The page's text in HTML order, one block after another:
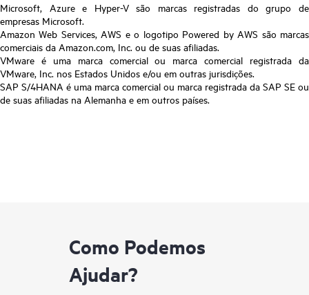
Microsoft, Azure e Hyper-V são marcas registradas do grupo de
empresas Microsoft.
Amazon Web Services, AWS e o logotipo Powered by AWS são marcas
comerciais da Amazon.com, Inc. ou de suas afiliadas.
VMware é uma marca comercial ou marca comercial registrada da
VMware, Inc. nos Estados Unidos e/ou em outras jurisdições.
SAP S/4HANA é uma marca comercial ou marca registrada da SAP SE ou
de suas afiliadas na Alemanha e em outros países.
Como Podemos
Ajudar?